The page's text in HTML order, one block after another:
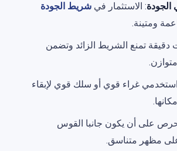
: الاستثمار في شريط الجودة
ومتينة.
دقيقة تمنع الشريط الزائد وتضمن
غراء قوي أو سلك قوي لإبقاء
على أن يكون جانبا القوس
مظهر متناسق.